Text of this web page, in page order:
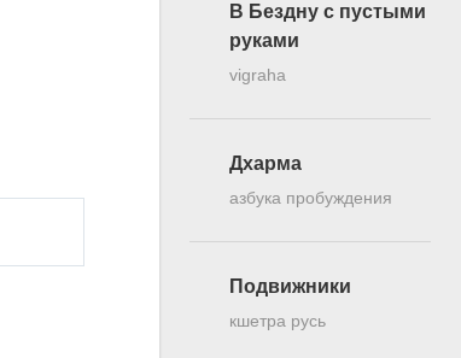
В Бездну с пустыми
руками
vigraha
Дхарма
азбука пробуждения
Подвижники
кшетра русь